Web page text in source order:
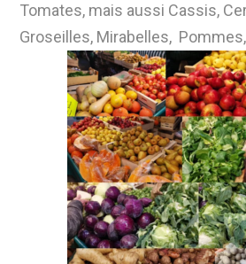
Tomates, mais aussi Cassis,
Groseilles, Mirabelles,